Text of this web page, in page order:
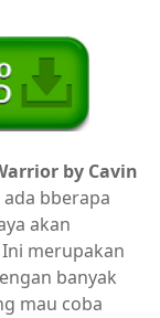
by Cavin
bberapa
akan
merupakan
banyak
mau coba